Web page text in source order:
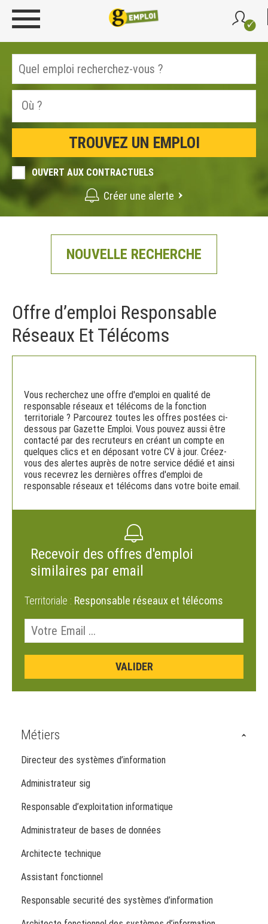
OUVERT AUX CONTRACTUELS
Créer une alerte
NOUVELLE RECHERCHE
Offre d’emploi Responsable
Réseaux Et Télécoms
Vous recherchez une offre d'emploi en qualité de
responsable réseaux et télécoms de la fonction
territoriale ? Parcourez toutes les offres postées ci-
dessous par Gazette Emploi. Vous pouvez aussi être
contacté par des recruteurs en créant un compte en
quelques clics et en déposant votre CV à jour. Créez-
vous des alertes auprès de notre service dédié et ainsi
vous recevrez les dernières offres d'emploi de
responsable réseaux et télécoms dans votre boite email.
Recevoir des offres d'emploi
similaires par email
Territoriale : Responsable réseaux et télécoms
Métiers
Directeur des systèmes d’information
Administrateur sig
Responsable d’exploitation informatique
Administrateur de bases de données
Architecte technique
Assistant fonctionnel
Responsable securité des systèmes d’information